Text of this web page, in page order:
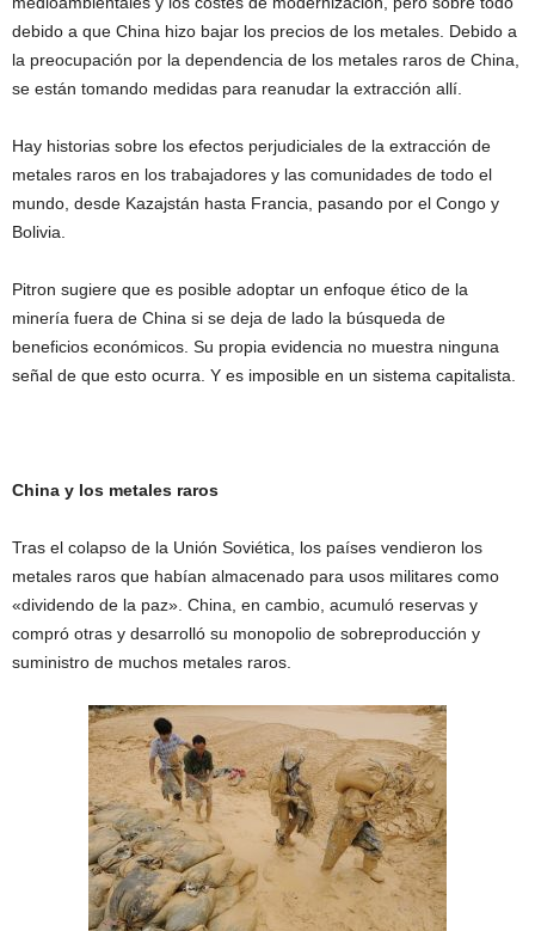
debido a que China hizo bajar los precios de los metales. Debido a
la preocupación por la dependencia de los metales raros de China,
se están tomando medidas para reanudar la extracción allí.
Hay historias sobre los efectos perjudiciales de la extracción de
metales raros en los trabajadores y las comunidades de todo el
mundo, desde Kazajstán hasta Francia, pasando por el Congo y
Bolivia.
Pitron sugiere que es posible adoptar un enfoque ético de la
minería fuera de China si se deja de lado la búsqueda de
beneficios económicos. Su propia evidencia no muestra ninguna
señal de que esto ocurra. Y es imposible en un sistema capitalista.
China y los metales raros
Tras el colapso de la Unión Soviética, los países vendieron los
metales raros que habían almacenado para usos militares como
«dividendo de la paz». China, en cambio, acumuló reservas y
compró otras y desarrolló su monopolio de sobreproducción y
suministro de muchos metales raros.